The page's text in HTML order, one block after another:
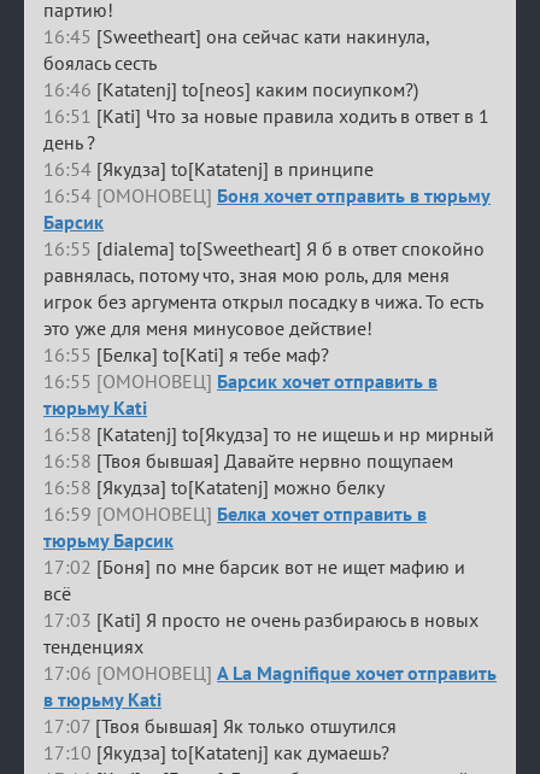
партию!
16:45 [Sweetheart] она сейчас кати накинула,
боялась сесть
16:46 [Katatenj] to[neos] каким посиупком?)
16:51 [Kati] Что за новые правила ходить в ответ в 1
день ?
16:54 [Якудза] to[Katatenj] в принципе
16:54 [ОМОНОВЕЦ] Боня хочет отправить в тюрьму
Барсик
16:55 [dialema] to[Sweetheart] Я б в ответ спокойно
равнялась, потому что, зная мою роль, для меня
игрок без аргумента открыл посадку в чижа. То есть
это уже для меня минусовое действие!
16:55 [Белка] to[Kati] я тебе маф?
16:55 [ОМОНОВЕЦ] Барсик хочет отправить в
тюрьму Kati
16:58 [Katatenj] to[Якудза] то не ищешь и нр мирный
16:58 [Твоя бывшая] Давайте нервно пощупаем
16:58 [Якудза] to[Katatenj] можно белку
16:59 [ОМОНОВЕЦ] Белка хочет отправить в
тюрьму Барсик
17:02 [Боня] по мне барсик вот не ищет мафию и
всё
17:03 [Kati] Я просто не очень разбираюсь в новых
тенденциях
17:06 [ОМОНОВЕЦ] A La Magnifique хочет отправить
в тюрьму Kati
17:07 [Твоя бывшая] Як только отшутился
17:10 [Якудза] to[Katatenj] как думаешь?